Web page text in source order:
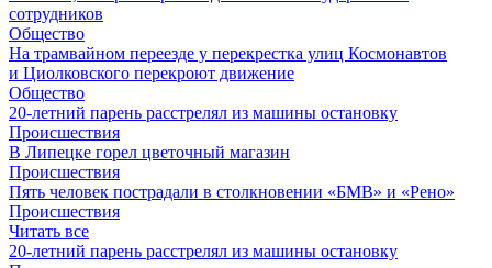
сотрудников
Общество
На трамвайном переезде у перекрестка улиц Космонавтов
и Циолковского перекроют движение
Общество
20-летний парень расстрелял из машины остановку
Происшествия
В Липецке горел цветочный магазин
Происшествия
Пять человек пострадали в столкновении «БМВ» и «Рено»
Происшествия
Читать все
20-летний парень расстрелял из машины остановку